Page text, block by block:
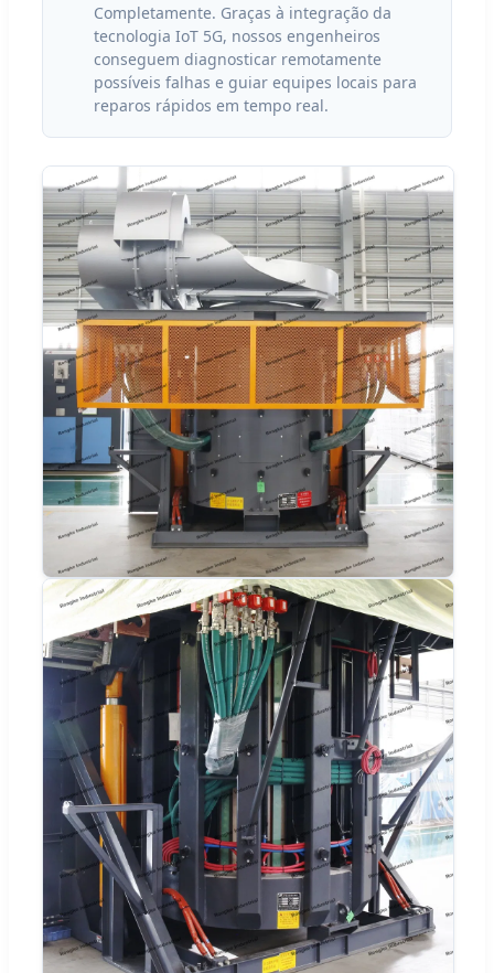
Completamente. Graças à integração da
tecnologia IoT 5G, nossos engenheiros
conseguem diagnosticar remotamente
possíveis falhas e guiar equipes locais para
reparos rápidos em tempo real.